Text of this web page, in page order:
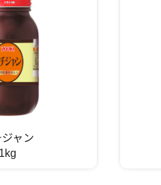
ジャン
1kg